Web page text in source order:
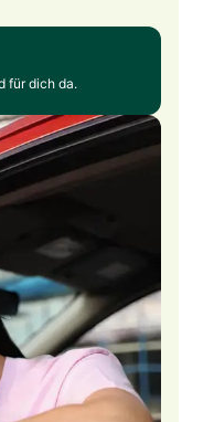
für dich da.